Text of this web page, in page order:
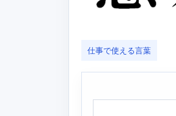
仕事で使える言葉